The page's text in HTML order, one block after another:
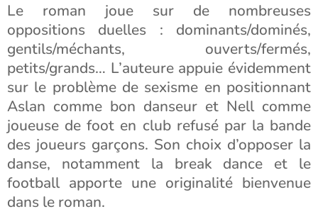
Le roman joue sur de nombreuses
oppositions duelles : dominants/dominés,
gentils/méchants, ouverts/fermés,
petits/grands… L’auteure appuie évidemment
sur le problème de sexisme en positionnant
Aslan comme bon danseur et Nell comme
joueuse de foot en club refusé par la bande
des joueurs garçons. Son choix d’opposer la
danse, notamment la break dance et le
football apporte une originalité bienvenue
dans le roman.